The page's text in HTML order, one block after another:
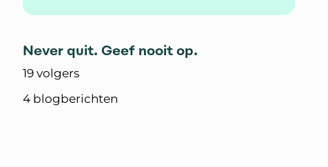
Never quit. Geef nooit op.
19 volgers
4 blogberichten